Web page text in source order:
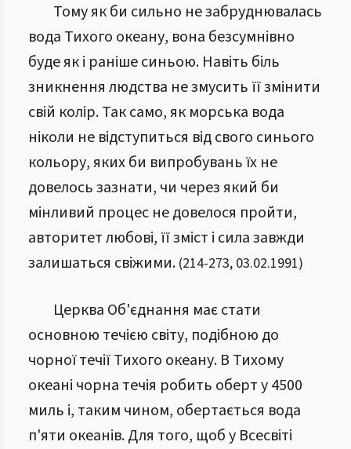
Тому як би сильно не забруднювалась
вода Тихого океану, вона безсумнівно
буде як і раніше синьою. Навіть біль
зникнення людства не змусить її змінити
свій колір. Так само, як морська вода
ніколи не відступиться від свого синього
кольору, яких би випробувань їх не
довелось зазнати, чи через який би
мінливий процес не довелося пройти,
авторитет любові, її зміст і сила завжди
залишаться свіжими. (214-273, 03.02.1991)
Церква Об'єднання має стати
основною течією світу, подібною до
чорної течії Тихого океану. В Тихому
океані чорна течія робить оберт у 4500
миль і, таким чином, обертається вода
п'яти океанів. Для того, щоб у Всесвіті